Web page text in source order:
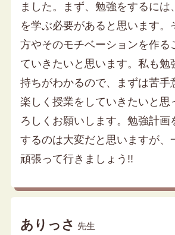
ました。まず、勉強をするには
を学ぶ必要があると思います。
方やそのモチベーションを作る
ていきたいと思います。私も勉
持ちがわかるので、まずは苦手
楽しく授業をしていきたいと思
ろしくお願いします。勉強計画
するのは大変だと思いますが、
頑張って行きましょう!!
ありっさ 先生